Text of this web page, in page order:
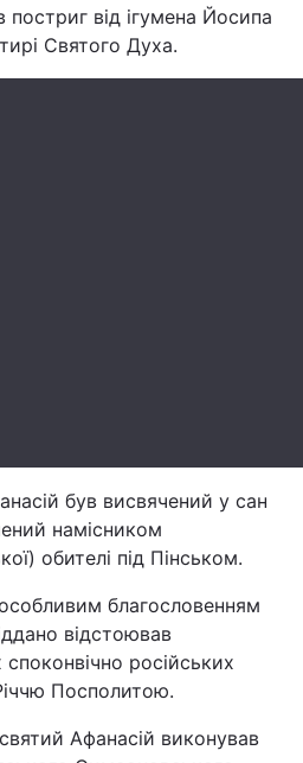
Регіони
Статті
Думки
Вакансії
постриг від ігумена Йосипа
Святого Духа.
був висвячений у сан
намісником
обителі під Пінськом.
благословенням
відстоював
російських
Посполитою.
Афанасій виконував